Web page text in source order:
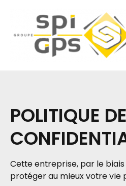
POLITIQUE DE
Cette entreprise, par le
protéger au mieux votre vie